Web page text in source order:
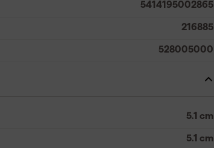
5414195002865
216885
528005000
5.1 cm
5.1 cm